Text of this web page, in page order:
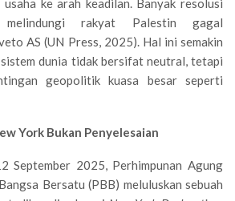
ke arah keadilan. Banyak resolusi
rakyat Palestin gagal
AS (UN Press, 2025). Hal ini semakin
sistem dunia tidak bersifat neutral, tetapi
geopolitik kuasa besar seperti
York Bukan Penyelesaian
2025, Perhimpunan Agung
Bersatu (PBB) meluluskan sebuah